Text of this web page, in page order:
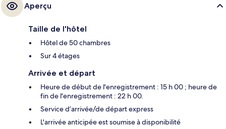
Aperçu
Taille de l'hôtel
Hôtel de 50 chambres
Sur 4 étages
Arrivée et départ
Heure de début de l'enregistrement : 15 h 00 ; heure de
fin de l'enregistrement : 22 h 00.
Service d’arrivée/de départ express
L'arrivée anticipée est soumise à disponibilité